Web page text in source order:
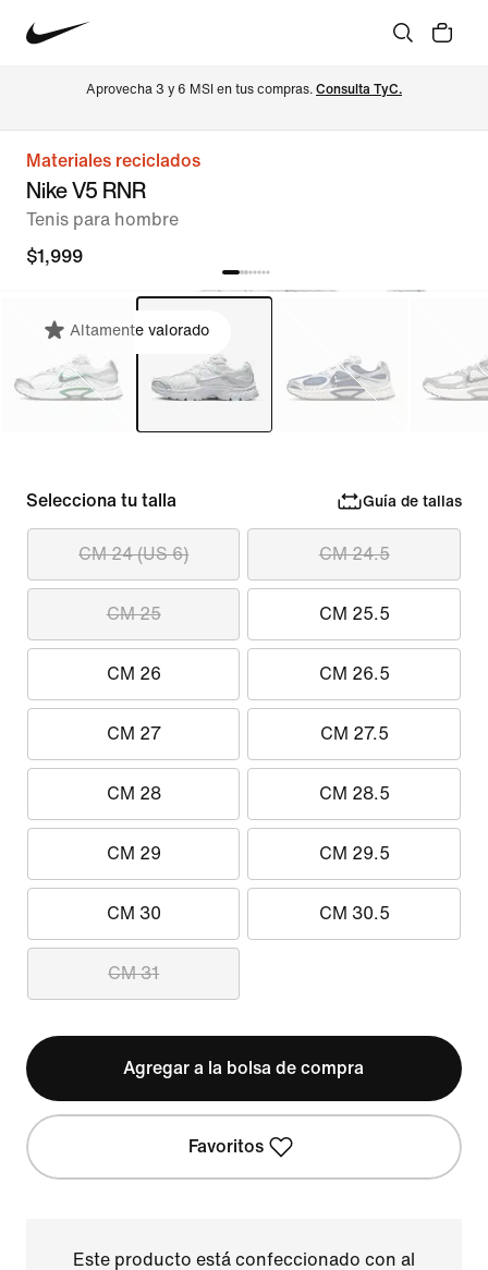
Aprovecha 3 y 6 MSI en tus compras. Consulta TyC.
Materiales reciclados
Nike V5 RNR
Tenis para hombre
$1,999
Altamente valorado
Selecciona tu talla Guía de tallas
CM 24 (US 6) CM 24.5
CM 25 CM 25.5
CM 26 CM 26.5
CM 27 CM 27.5
CM 28 CM 28.5
CM 29 CM 29.5
CM 30 CM 30.5
CM 31
Agregar a la bolsa de compra
Favoritos
Este producto está confeccionado con al